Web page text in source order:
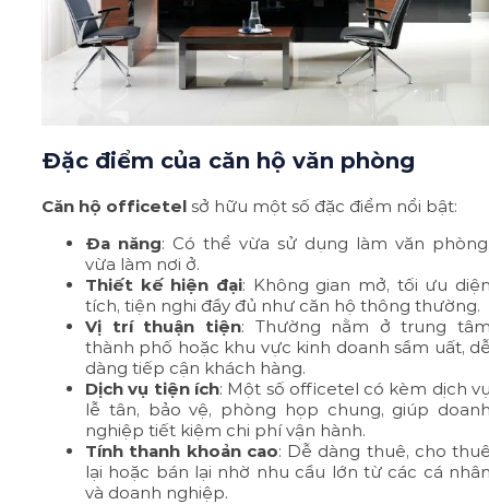
Đặc điểm của căn hộ văn phòng
Căn hộ officetel sở hữu một số đặc điểm nổi bật:
Đa năng: Có thể vừa sử dụng làm văn
vừa làm nơi ở.
Thiết kế hiện đại: Không gian mở, tối ưu
tích, tiện nghi đầy đủ như căn hộ thông thường.
Vị trí thuận tiện: Thường nằm ở trung
thành phố hoặc khu vực kinh doanh sầm uất,
dàng tiếp cận khách hàng.
Dịch vụ tiện ích: Một số officetel có kèm dịch
lễ tân, bảo vệ, phòng họp chung, giúp
nghiệp tiết kiệm chi phí vận hành.
Tính thanh khoản cao: Dễ dàng thuê, cho
lại hoặc bán lại nhờ nhu cầu lớn từ các cá
và doanh nghiệp.